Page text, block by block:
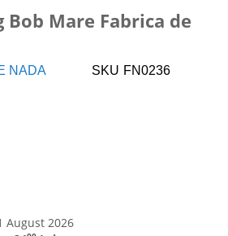
Bob Mare Fabrica de
NADA SKU FN0236
August 2026